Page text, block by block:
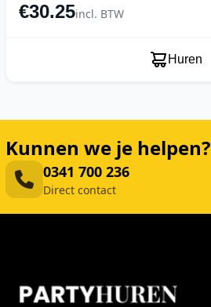
€30.25incl. BTW
Huren
Kunnen we je helpen?
0341 700 236
Direct contact